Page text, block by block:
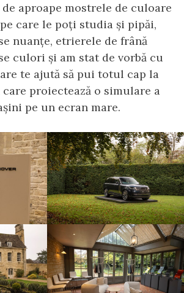
aproape mostrele de culoare
care le poți studia și pipăi,
nuanțe, etrierele de frână
culori și am stat de vorbă cu
te ajută să pui totul cap la
care proiectează o simulare a
pe un ecran mare.